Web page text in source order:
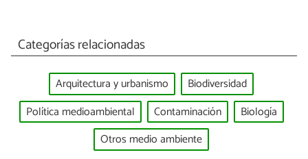
Categorías relacionadas
Arquitectura y urbanismo
Biodiversidad
Política medioambiental
Contaminación
Biología
Otros medio ambiente